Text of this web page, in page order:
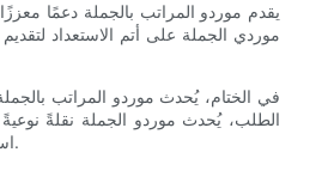
يقدم موردو المراتب بالجملة دعمًا
موردي الجملة على أتم الاستعداد
في الختام، يُحدث موردو المراتب
الطلب، يُحدث موردو الجملة نقلةً
استثنائي يُميزهم عن منافسيهم. ومع استمرار تطور قطاع التجزئة، سيظل موردو المراتب بالجملة شريكًا حيويًا لتجار التجزئة الذين يتطلعون إلى النجاح في سوقٍ ديناميكيةٍ ودائمة التغير.